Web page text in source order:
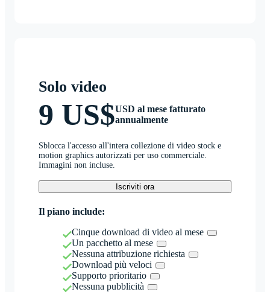
Solo video
9 US$USD al mese fatturato
annualmente
Sblocca l'accesso all'intera collezione di video stock e
motion graphics autorizzati per uso commerciale.
Immagini non incluse.
Iscriviti ora
Il piano include:
Cinque download di video al mese
Un pacchetto al mese
Nessuna attribuzione richiesta
Download più veloci
Supporto prioritario
Nessuna pubblicità